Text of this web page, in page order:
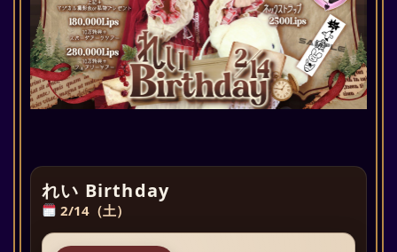
れい Birthday
2/14（土）